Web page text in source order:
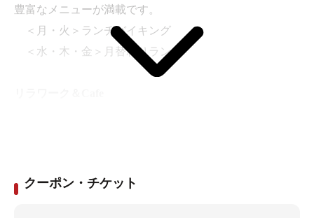
豊富なメニューが満載です。
＜月・火＞ランチバイキング
＜水・木・金＞月替わりランチ
リクライナーコーナー、Cafeコーナーなどをご用意して
おり
クーポン・チケット